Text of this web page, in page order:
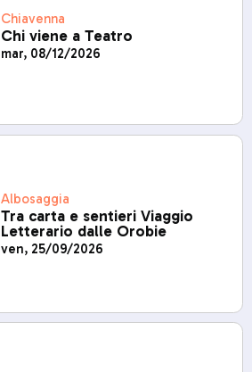
Chiavenna
Chi viene a Teatro
mar, 08/12/2026
Albosaggia
Tra carta e sentieri Viaggio
Letterario dalle Orobie
ven, 25/09/2026